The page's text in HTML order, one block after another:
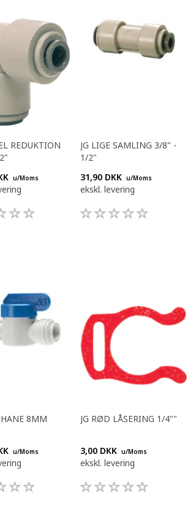
REDUKTION
u/Moms
JG LIGE SAMLING 3/8" -
1/2"
31,90 DKK u/Moms
ekskl. levering
8MM
u/Moms
JG RØD LÅSERING 1/4""
3,00 DKK u/Moms
ekskl. levering